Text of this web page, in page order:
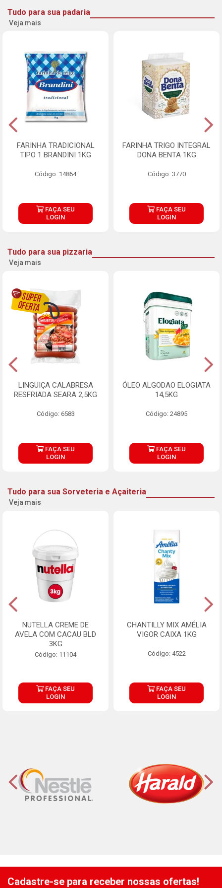
Tudo para sua padaria
Veja mais
FARINHA TRADICIONAL
TIPO 1 BRANDINI 1KG
Código: 14864
FAÇA SEU
LOGIN
FARINHA TRIGO INTEGRAL
DONA BENTA 1KG
Código: 3770
FAÇA SEU
LOGIN
Tudo para sua pizzaria
Veja mais
LINGUIÇA CALABRESA
RESFRIADA SEARA 2,5KG
Código: 6583
FAÇA SEU
LOGIN
ÓLEO ALGODAO ELOGIATA
14,5KG
Código: 24895
FAÇA SEU
LOGIN
Tudo para sua Sorveteria e Açaiteria
Veja mais
NUTELLA CREME DE
AVELA COM CACAU BLD
3KG
Código: 11104
FAÇA SEU
LOGIN
CHANTILLY MIX AMÉLIA
VIGOR CAIXA 1KG
Código: 4522
FAÇA SEU
LOGIN
Cadastre-se para receber nossas ofertas!